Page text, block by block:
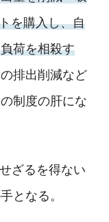
を購入し、自
荷を相殺す
排出削減など
制度の肝にな
ざるを得ない
となる。